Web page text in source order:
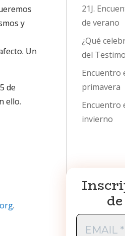
y
Un
de
ello.
.
EMAIL
21J.
de verano
¿Qué
del
Encuentro
primavera
Encuentro
invierno